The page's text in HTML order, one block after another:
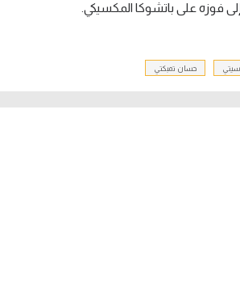
فوزه على باتشوكا المكسيكي.
حسان تمبكتي